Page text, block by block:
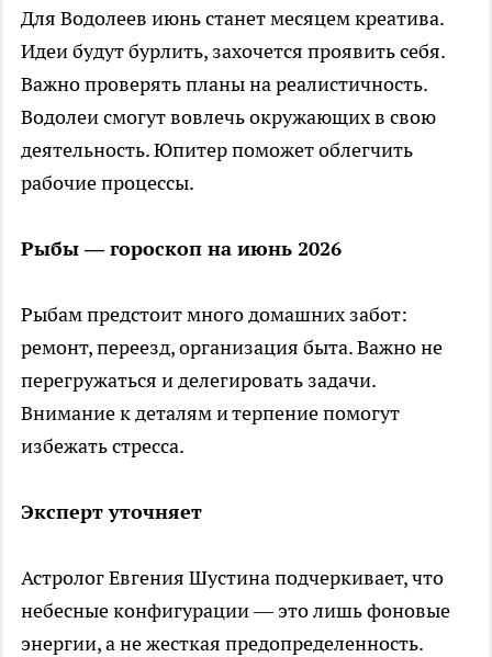
Для Водолеев июнь станет месяцем креатива.
Идеи будут бурлить, захочется проявить себя.
Важно проверять планы на реалистичность.
Водолеи смогут вовлечь окружающих в свою
деятельность. Юпитер поможет облегчить
рабочие процессы.
Рыбы — гороскоп на июнь 2026
Рыбам предстоит много домашних забот:
ремонт, переезд, организация быта. Важно не
перегружаться и делегировать задачи.
Внимание к деталям и терпение помогут
избежать стресса.
Эксперт уточняет
Астролог Евгения Шустина подчеркивает, что
небесные конфигурации — это лишь фоновые
энергии, а не жесткая предопределенность.